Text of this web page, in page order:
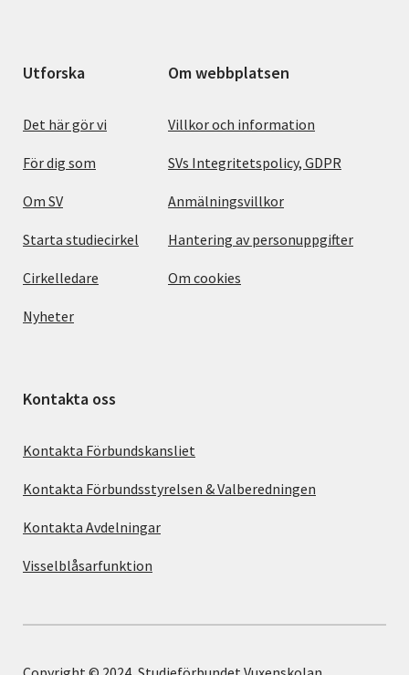
Utforska
Det här gör vi
För dig som
Om SV
Starta studiecirkel
Cirkelledare
Nyheter
Om webbplatsen
Villkor och information
SVs Integritetspolicy, GDPR
Anmälningsvillkor
Hantering av personuppgifter
Om cookies
Kontakta oss
Kontakta Förbundskansliet
Kontakta Förbundsstyrelsen & Valberedningen
Kontakta Avdelningar
Visselblåsarfunktion